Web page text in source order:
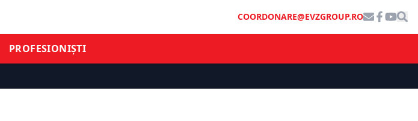
COORDONARE@EVZGROUP.RO
PROFESIONIȘTI